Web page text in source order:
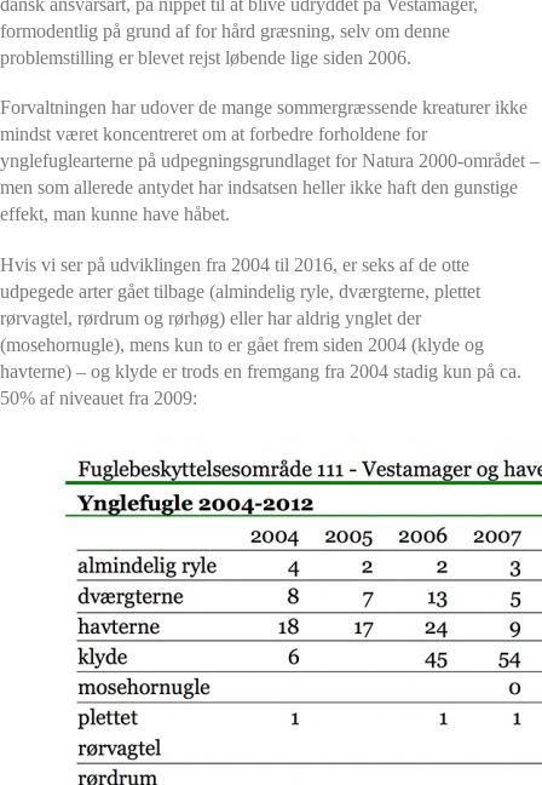
dansk ansvarsart, på nippet til at blive udryddet på Vestamager,
formodentlig på grund af for hård græsning, selv om denne
problemstilling er blevet rejst løbende lige siden 2006.
Forvaltningen har udover de mange sommergræssende kreaturer ikke
mindst været koncentreret om at forbedre forholdene for
ynglefuglearterne på udpegningsgrundlaget for Natura 2000-området –
men som allerede antydet har indsatsen heller ikke haft den gunstige
effekt, man kunne have håbet.
Hvis vi ser på udviklingen fra 2004 til 2016, er seks af de otte
udpegede arter gået tilbage (almindelig ryle, dværgterne, plettet
rørvagtel, rørdrum og rørhøg) eller har aldrig ynglet der
(mosehornugle), mens kun to er gået frem siden 2004 (klyde og
havterne) – og klyde er trods en fremgang fra 2004 stadig kun på ca.
50% af niveauet fra 2009: